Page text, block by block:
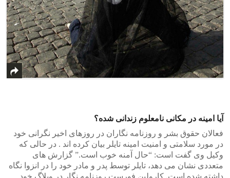
آیا امینه در مکانی نامعلوم زندانی شده؟
فعالان حقوق بشر و روزنامه نگاران در روزهای اخیر نگرانی خود
در مورد سلامتی و امنیت امینه تایلر بیان کرده اند . در حالی که
وکیل وی گفت است: “حال آمنه خوب است.” گزارش های
متعددی نشان می دهد، تایلر توسط پدر و مادر خود را در انزوا نگاه